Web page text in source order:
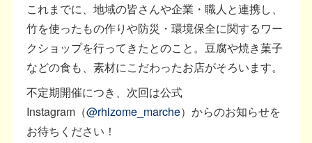
これまでに、地域の皆さんや企業・職人と連携し、
竹を使ったもの作りや防災・環境保全に関するワー
クショップを行ってきたとのこと。豆腐や焼き菓子
などの食も、素材にこだわったお店がそろいます。
不定期開催につき、次回は公式
Instagram（@rhizome_marche）からのお知らせを
お待ちください！